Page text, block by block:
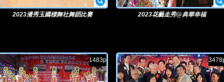
2023潘秀玉國標舞社舞蹈比賽 2023花藝走秀@典華幸福
1483p